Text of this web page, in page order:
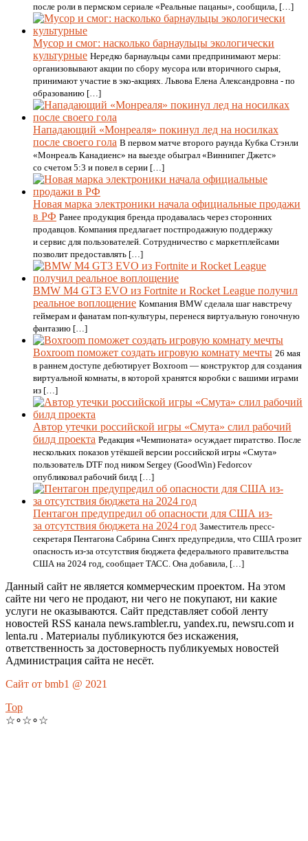
после роли в пермском сериале «Реальные пацаны», сообщила, […]
Мусор и смог: насколько барнаульцы экологически
культурные Нередко барнаульцы сами предпринимают меры:
организовывают акции по сбору мусора или вторичного сырья,
принимают участие в эко-акциях. Львова Елена Александровна - по
образованию […]
Нападающий «Монреаля» покинул лед на носилках
после своего гола В первом матче второго раунда Кубка Стэнли
«Монреаль Канадиенс» на выезде обыграл «Виннипег Джетс»
со счетом 5:3 и повел в серии […]
Новая марка электроники начала официальные продажи
в РФ Ранее продукция бренда продавалась через сторонних
продавцов. Компания предлагает постпродажную поддержку
и сервис для пользователей. Сотрудничество с маркетплейсами
позволит предоставлять […]
BMW M4 GT3 EVO из Fortnite и Rocket League получил
реальное воплощение Компания BMW сделала шаг навстречу
геймерам и фанатам поп-культуры, перенеся виртуальную гоночную
фантазию […]
Boxroom поможет создать игровую комнату мечты 26 мая
в раннем доступе дебютирует Boxroom — конструктор для создания
виртуальной комнаты, в которой хранятся коробки с вашими играми
из […]
Автор утечки российской игры «Смута» слил рабочий
билд проекта Редакция «Чемпионата» осуждает пиратство. После
нескольких показов утёкшей версии российской игры «Смута»
пользователь DTF под ником Sergey (GoodWin) Fedorcov
опубликовал рабочий билд […]
Пентагон предупредил об опасности для США из-
за отсутствия бюджета на 2024 год Заместитель пресс-
секретаря Пентагона Сабрина Сингх предупредила, что США грозит
опасность из-за отсутствия бюджета федерального правительства
США на 2024 год, сообщает ТАСС. Она добавила, […]
Данный сайт не является коммерческим проектом. На этом
сайте ни чего не продают, ни чего не покупают, ни какие
услуги не оказываются. Сайт представляет собой ленту
новостей RSS канала news.rambler.ru, yandex.ru, newsru.com и
lenta.ru . Материалы публикуются без искажения,
ответственность за достоверность публикуемых новостей
Администрация сайта не несёт.
Сайт от bmb1 @ 2021
Top
☆∘☆∘☆